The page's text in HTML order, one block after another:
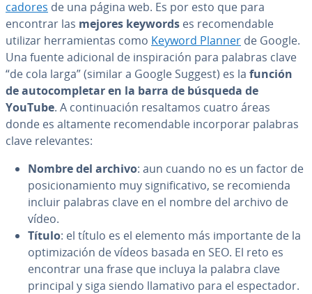
ca­do­res de una página web. Es por esto que para
encontrar las mejores keywords es re­co­me­n­da­ble
utilizar he­rra­mie­n­tas como Keyword Planner de Google.
Una fuente adicional de in­s­pi­ra­ción para palabras clave
“de cola larga” (similar a Google Suggest) es la función
de au­to­co­m­ple­tar en la barra de búsqueda de
YouTube. A co­n­ti­nua­ción re­sa­l­ta­mos cuatro áreas
donde es altamente re­co­me­n­da­ble in­co­r­po­rar palabras
clave re­le­va­n­tes:
Nombre del archivo: aun cuando no es un factor de
po­si­cio­na­mie­n­to muy si­g­ni­fi­ca­ti­vo, se re­co­mie­n­da
incluir palabras clave en el nombre del archivo de
vídeo.
Título: el título es el elemento más im­po­r­ta­n­te de la
op­ti­mi­za­ción de vídeos basada en SEO. El reto es
encontrar una frase que incluya la palabra clave
principal y siga siendo llamativo para el es­pe­c­ta­dor.